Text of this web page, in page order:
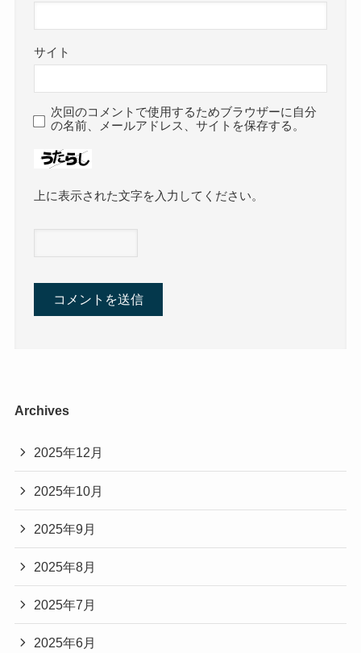
サイト
次回のコメントで使用するためブラウザーに自分
の名前、メールアドレス、サイトを保存する。
上に表示された文字を入力してください。
Archives
2025年12月
2025年10月
2025年9月
2025年8月
2025年7月
2025年6月